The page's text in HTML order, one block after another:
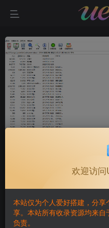
Y00007/3D魔幻手游+龙族
1个月前更新
欢迎访问
本站仅为个人爱好搭建，分
享。本站所有收录资源均来
负责。